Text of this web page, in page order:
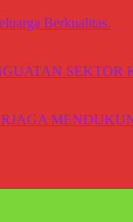
Berkualitas.
SEKTOR